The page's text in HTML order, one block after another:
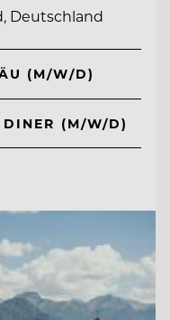
Deutschland
(M/W/D)
DINER (M/W/D)